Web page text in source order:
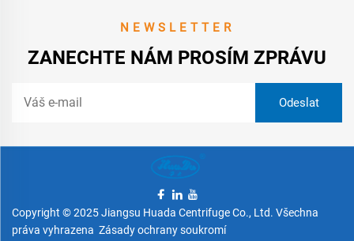
NEWSLETTER
ZANECHTE NÁM PROSÍM ZPRÁVU
Copyright © 2025 Jiangsu Huada Centrifuge Co., Ltd. Všechna
práva vyhrazena Zásady ochrany soukromí